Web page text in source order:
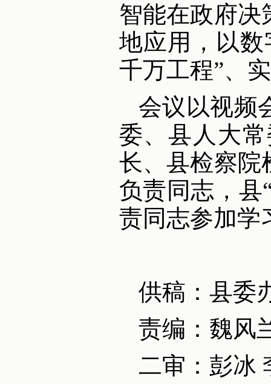
智能在政府决
地应用，以
千万工程”、
会议以视频
委、县人大
长、县检察院
负责同志，县
责同志参加学
供稿：县委
责编：魏风
二审：彭冰